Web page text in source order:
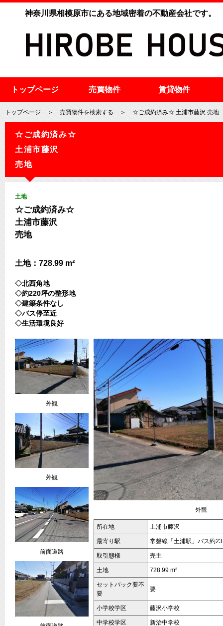
神奈川県相模原市にある地域密着の不動産会社です。
トップページ 売買物件 賃貸物件
トップページ ＞ 売買物件を検索する ＞ ☆ご成約済み☆ 土浦市藤沢 売地
☆ご成約済み☆
土浦市藤沢
売地
土地
☆ご成約済み☆
土浦市藤沢
売地
土地：728.99 m²
◇北西角地
◇約220坪の整形地
◇建築条件なし
◇バス停至近
◇生活環境良好
外観
外観
前面道路
外観
所在地 土浦市藤沢
最寄り駅 常磐線「土浦駅」バス約
取引態様 売主
土地 728.99 m²
セットバック要不
要
要
小学校学区 藤沢小学校
中学校学区 新治中学校